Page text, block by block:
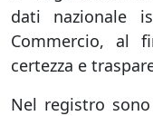
dati nazionale
Commercio, al
certezza e
Nel registro